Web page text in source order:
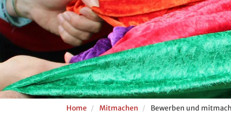
Home Mitmachen Bewerben und